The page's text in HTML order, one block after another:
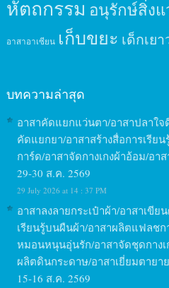
หัตถกรรม อนุรักษ์สิ่ง
อาสาอาเซียน เก็บขยะ เด็กเย
บทความล่าสุด
อาสาคัดแยกแว่นตา/อาสาปลาใ
คัดแยกยา/อาสาสร้างสื่อการเรี
การ์ด/อาสาจัดกางเกงผ้าอ้อม/อ
29-30 ส.ค. 2569
29 July 2026 at 14 : 37 PM
อาสาลงลายกระเป๋าผ้า/อาสาเขี
เรียนรู้บนผืนผ้า/อาสาผลิตแฟลช
หมอนหนุนอุ่นรัก/อาสาจัดชุดกาง
ผลิตดินกระดาษ/อาสาเยี่ยมตายา
15-16 ส.ค. 2569